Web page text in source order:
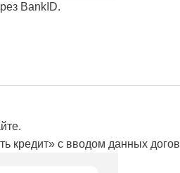
BankID.
кредит» с вводом данных